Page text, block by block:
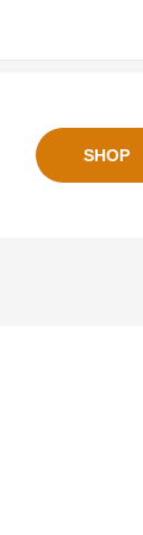
SHOP